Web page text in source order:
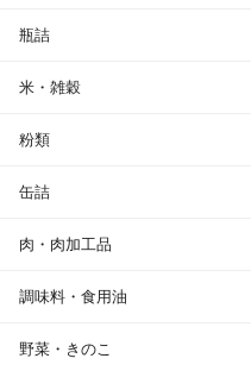
瓶詰
米・雑穀
粉類
缶詰
肉・肉加工品
調味料・食用油
野菜・きのこ